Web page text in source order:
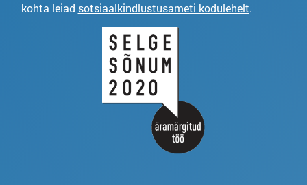
kohta leiad sotsiaalkindlustusameti kodulehelt.